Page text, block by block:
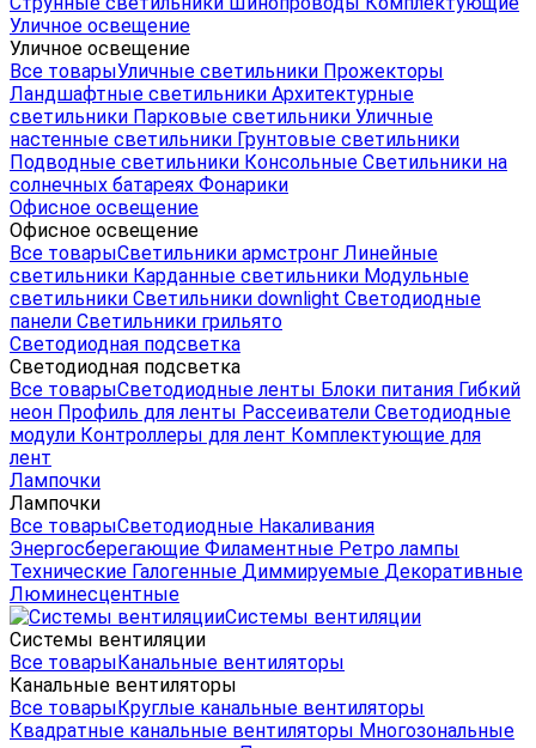
Уличное освещение
Уличное освещение
Все товарыУличные светильники Прожекторы
Ландшафтные светильники Архитектурные
светильники Парковые светильники Уличные
настенные светильники Грунтовые светильники
Подводные светильники Консольные Светильники на
солнечных батареях Фонарики
Офисное освещение
Офисное освещение
Все товарыСветильники армстронг Линейные
светильники Карданные светильники Модульные
светильники Светильники downlight Светодиодные
панели Светильники грильято
Светодиодная подсветка
Светодиодная подсветка
Все товарыСветодиодные ленты Блоки питания Гибкий
неон Профиль для ленты Рассеиватели Светодиодные
модули Контроллеры для лент Комплектующие для
лент
Лампочки
Лампочки
Все товарыСветодиодные Накаливания
Энергосберегающие Филаментные Ретро лампы
Технические Галогенные Диммируемые Декоративные
Люминесцентные
Системы вентиляции
Системы вентиляции
Все товарыКанальные вентиляторы
Канальные вентиляторы
Все товарыКруглые канальные вентиляторы
Квадратные канальные вентиляторы Многозональные